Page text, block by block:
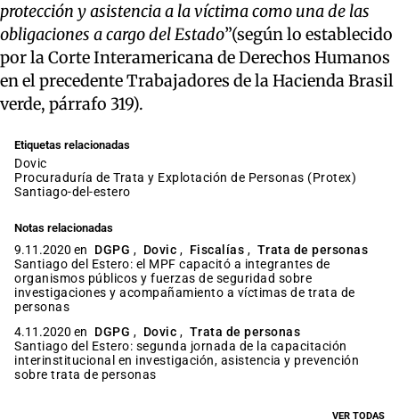
protección y asistencia a la víctima como una de las
obligaciones a cargo del Estado”(según lo establecido
por la Corte Interamericana de Derechos Humanos
en el precedente Trabajadores de la Hacienda Brasil
verde, párrafo 319).
Etiquetas relacionadas
dovic
Procuraduría de Trata y Explotación de Personas (Protex)
santiago-del-estero
Notas relacionadas
9.11.2020 en DGPG , Dovic , Fiscalías , Trata de personas
Santiago del Estero: el MPF capacitó a integrantes de
organismos públicos y fuerzas de seguridad sobre
investigaciones y acompañamiento a víctimas de trata de
personas
4.11.2020 en
DGPG , Dovic , Trata de personas
Santiago del Estero: segunda jornada de la capacitación
interinstitucional en investigación, asistencia y prevención
sobre trata de personas
VER TODAS